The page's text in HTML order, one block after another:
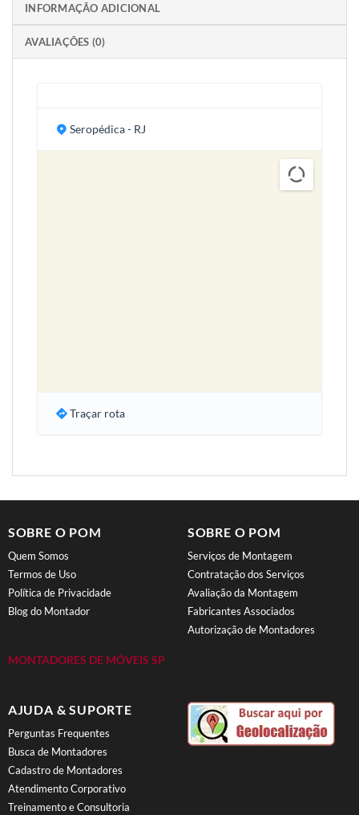
INFORMAÇÃO ADICIONAL
AVALIAÇÕES (0)
Seropédica - RJ
Traçar rota
SOBRE O POM
Quem Somos
Termos de Uso
Política de Privacidade
Blog do Montador
MONTADORES DE MÓVEIS SP
SOBRE O POM
Serviços de Montagem
Contratação dos Serviços
Avaliação da Montagem
Fabricantes Associados
Autorização de Montadores
AJUDA & SUPORTE
Perguntas Frequentes
Busca de Montadores
Cadastro de Montadores
Atendimento Corporativo
Treinamento e Consultoria